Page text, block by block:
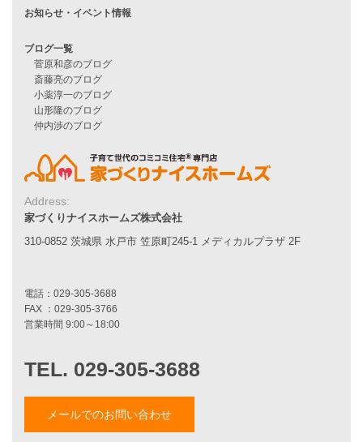
自由設計注文住宅
Smart2030
Sシリーズ
シンプルな平屋
家づくりナイスホームズの家づくり
耐震性能
家づくりの流れ
7つのポイント
アフターメンテナンス
二世帯住宅をお考えの方へ
施工事例一覧
家づくりナイスホームズについて
Address:
家づくりナイスホームズ株式会社
310-0852 茨城県 水戸市 笠原町245-1 メディカルプラザ 2F
メールでのお問い合わせ